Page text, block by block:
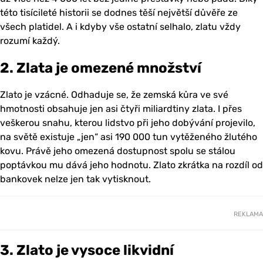
této tisícileté historii se dodnes těší největší důvěře ze
všech platidel. A i kdyby vše ostatní selhalo, zlatu vždy
rozumí každý.
2. Zlata je omezené množství
Zlato je vzácné. Odhaduje se, že zemská kůra ve své
hmotnosti obsahuje jen asi čtyři miliardtiny zlata. I přes
veškerou snahu, kterou lidstvo při jeho dobývání projevilo,
na světě existuje „jen“ asi 190 000 tun vytěženého žlutého
kovu. Právě jeho omezená dostupnost spolu se stálou
poptávkou mu dává jeho hodnotu. Zlato zkrátka na rozdíl od
bankovek nelze jen tak vytisknout.
REKLAMA
3. Zlato je vysoce likvidní